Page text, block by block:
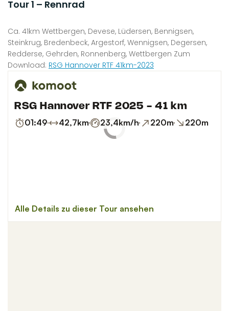
Tour 1 – Rennrad
Ca. 41km Wettbergen, Devese, Lüdersen, Bennigsen,
Steinkrug, Bredenbeck, Argestorf, Wennigsen, Degersen,
Redderse, Gehrden, Ronnenberg, Wettbergen Zum
Download: RSG Hannover RTF 41km-2023